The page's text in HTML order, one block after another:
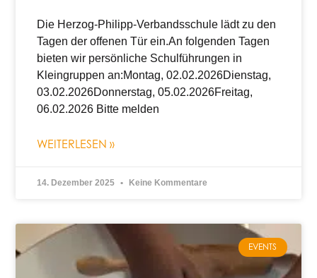
Die Herzog-Philipp-Verbandsschule lädt zu den
Tagen der offenen Tür ein.An folgenden Tagen
bieten wir persönliche Schulführungen in
Kleingruppen an:Montag, 02.02.2026Dienstag,
03.02.2026Donnerstag, 05.02.2026Freitag,
06.02.2026 Bitte melden
WEITERLESEN »
14. Dezember 2025 Keine Kommentare
EVENTS